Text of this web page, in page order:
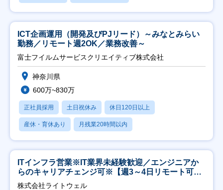
ICT企画運用（開発及びPJリード）～みなとみらい
勤務／リモート週2OK／業務改善～
富士フイルムサービスクリエイティブ株式会社
神奈川県
600万~830万
正社員採用 土日祝休み 休日120日以上
産休・育休あり 月残業20時間以内
ITインフラ営業※IT業界未経験歓迎／エンジニアか
らのキャリアチェンジ可※【週3～4日リモート可
能】
株式会社ライトウェル